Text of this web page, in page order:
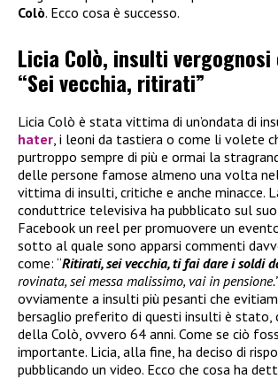
Colò. Ecco cosa è successo.
Licia Colò, insulti
“Sei vecchia, ritirati”
Licia Colò è stata vittima di un’ondata di
hater , i leoni da tastiera o come li volete
purtroppo sempre di più e ormai la
delle persone famose almeno una volta
vittima di insulti, critiche e anche minacce.
conduttrice televisiva ha pubblicato sul
Facebook un reel per promuovere un
sotto al quale sono apparsi commenti
come: “Ritirati, sei vecchia, ti fai dare i soldi
rovinata, sei messa malissimo, vai in
ovviamente a insulti più pesanti che
bersaglio preferito di questi insulti è stato,
della Colò, ovvero 64 anni. Come se ciò
importante. Licia, alla fine, ha deciso di
pubblicando un video. Ecco che cosa ha